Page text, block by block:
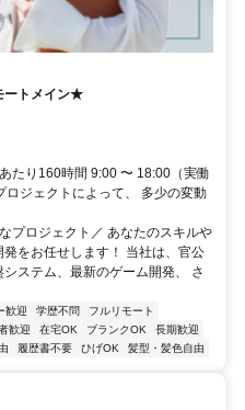
ートメイン★
たり160時間 9:00 〜 18:00（実働
ジェクトによって、 多少の変動
プロジェクト／ あなたのスキルや
をお任せします！ 当社は、官公
ステム、最新のゲーム開発、 さ
歓迎 学歴不問
フルリモート
歓迎 在宅OK ブランクOK
長期歓迎
履歴書不要 ひげOK 髪型・髪色自由